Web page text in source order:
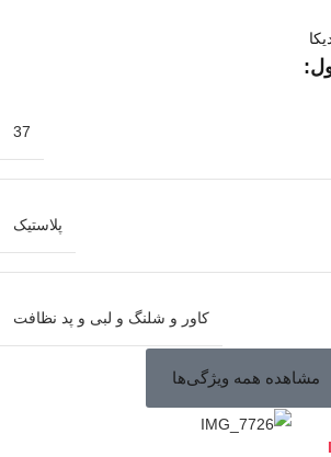
37
پلاستیک
کاور و شلنگ و لبی و پد نظافت
مشاهده همه ویژگی‌ها